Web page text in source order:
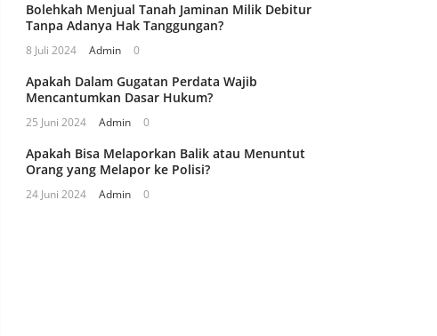
Bolehkah Menjual Tanah Jaminan Milik Debitur
Tanpa Adanya Hak Tanggungan?
8 Juli 2024 Admin 0
Apakah Dalam Gugatan Perdata Wajib
Mencantumkan Dasar Hukum?
25 Juni 2024 Admin 0
Apakah Bisa Melaporkan Balik atau Menuntut
Orang yang Melapor ke Polisi?
24 Juni 2024 Admin 0